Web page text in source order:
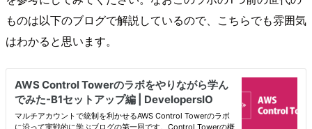
ものは以下のブログで解説しているので、こちらでも雰囲気
はわかると思います。